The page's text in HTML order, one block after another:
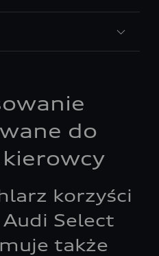
do
korzyści
Select
także